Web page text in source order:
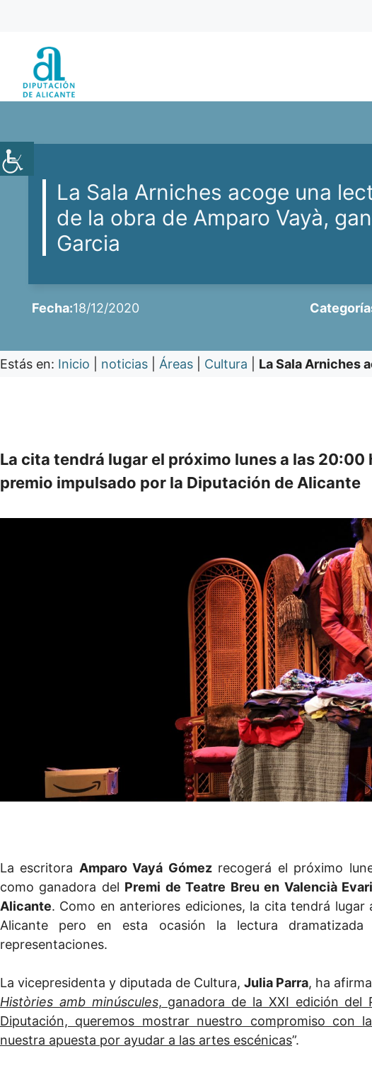
contenido
La Sala Arniches acoge una
de la obra de Amparo Vayà,
Garcia
Fecha:18/12/2020
Estás en: Inicio noticias Áreas Cultura La Sala Arniches
La cita tendrá lugar el próximo lunes a las
premio impulsado por la Diputación de Alicante
La escritora Amparo Vayá Gómezrecogerá el próximo
como ganadora del Premi de Teatre Breu en Valencià
Alicante. Como en anteriores ediciones, la cita tendrá
Alicante pero en esta ocasión la lectura
representaciones.
La vicepresidenta y diputada de Cultura,Julia Parra, ha
Històries amb minúscules, ganadora de la XXI edición del
Diputación, queremos mostrar nuestro compromiso con
nuestra apuesta por ayudar a las artes escénicas”.